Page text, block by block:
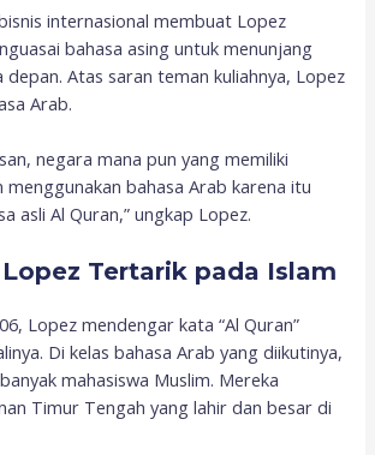
internasional membuat Lopez
bahasa asing untuk menunjang
depan. Atas saran teman kuliahnya, Lopez
Arab.
negara mana pun yang memiliki
menggunakan bahasa Arab karena itu
asli Al Quran,” ungkap Lopez.
Tertarik pada Islam
Lopez mendengar kata “Al Quran”
Di kelas bahasa Arab yang diikutinya,
mahasiswa Muslim. Mereka
Timur Tengah yang lahir dan besar di